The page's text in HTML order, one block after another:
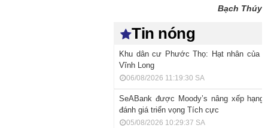
Bạch Thúy
Tin nóng
Khu dân cư Phước Thọ: Hạt nhân của
Vĩnh Long
06/08/2026 11:19:30 SA
SeABank được Moody’s nâng xếp
đánh giá triển vọng Tích cực
05/08/2026 10:29:37 SA